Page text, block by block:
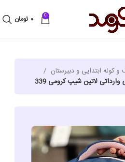
0 ۰ تومان
و کوله ابتدایی و دبیرستان
لاتین شیپ کرومی 339